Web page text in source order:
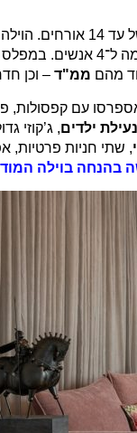
הוילה המודרנית היא וילה משפחתית מרווחת באילת,
5 חדרי שינה: במפלס העליון חדר מאסטר גדול במיוחד עם
מהם ממ"ד – וכן
עם קפסולות,
ילדים
בהנחה בוילה